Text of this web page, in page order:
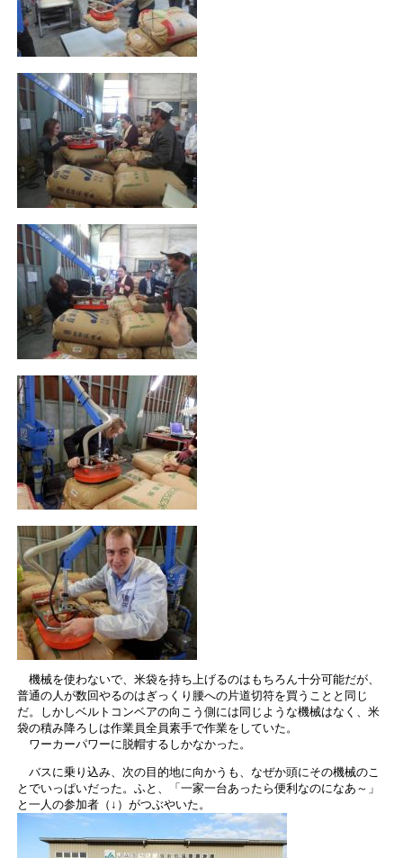
機械を使わないで、米袋を持ち上げるのはもちろん十分可能だが、
普通の人が数回やるのはぎっくり腰への片道切符を買うことと同じ
だ。しかしベルトコンベアの向こう側には同じような機械はなく、米
袋の積み降ろしは作業員全員素手で作業をしていた。
ワーカーパワーに脱帽するしかなかった。
バスに乗り込み、次の目的地に向かうも、なぜか頭にその機械のこ
とでいっぱいだった。ふと、「一家一台あったら便利なのになあ～」
と一人の参加者（↓）がつぶやいた。